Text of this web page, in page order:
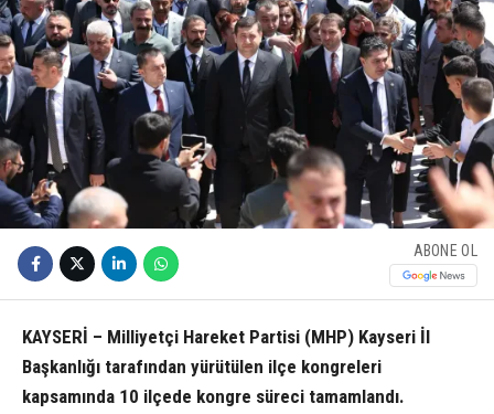
ABONE OL
KAYSERİ – Milliyetçi Hareket Partisi (MHP) Kayseri İl
Başkanlığı tarafından yürütülen ilçe kongreleri
kapsamında 10 ilçede kongre süreci tamamlandı.